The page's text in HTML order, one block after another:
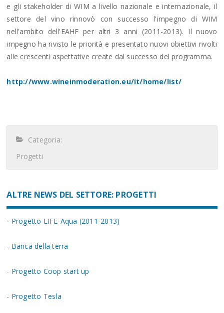
e gli stakeholder di WIM a livello nazionale e internazionale, il
settore del vino rinnovò con successo l'impegno di WIM
nell'ambito dell'EAHF per altri 3 anni (2011-2013). Il nuovo
impegno ha rivisto le priorità e presentato nuovi obiettivi rivolti
alle crescenti aspettative create dal successo del programma.
http://www.wineinmoderation.eu/it/home/list/
Categoria:
Progetti
ALTRE NEWS DEL SETTORE: PROGETTI
- Progetto LIFE-Aqua (2011-2013)
- Banca della terra
- Progetto Coop start up
- Progetto Tesla